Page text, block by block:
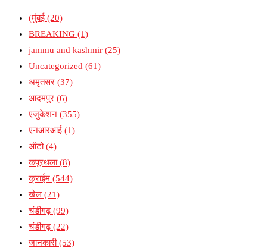
(मुंबई (20)
BREAKING (1)
jammu and kashmir (25)
Uncategorized (61)
अमृतसर (37)
आदमपुर (6)
एजुकेशन (355)
एनआरआई (1)
ऑटो(4)
कपूरथला(8)
क्राईम (544)
खेल (21)
चंडीगढ़(99)
चंडीगढ़(22)
जानकारी(53)